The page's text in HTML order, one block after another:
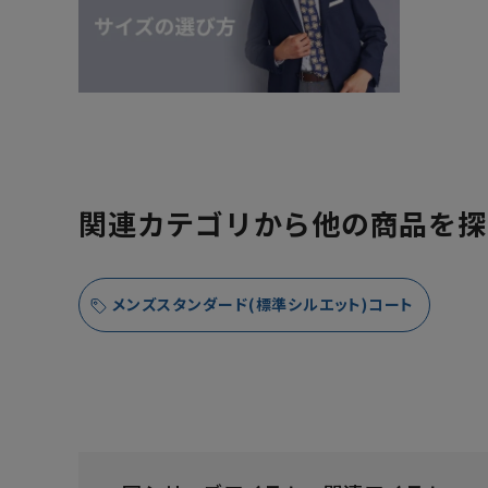
関連カテゴリから他の商品を
メンズスタンダード(標準シルエット)コート